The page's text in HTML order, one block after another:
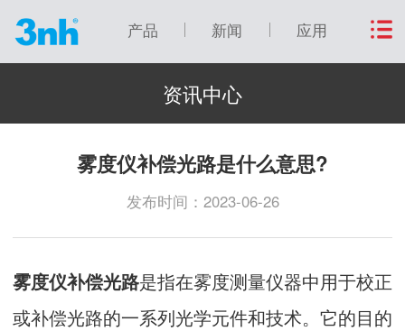
产品 新闻 应用
资讯中心
雾度仪补偿光路是什么意思?
发布时间：2023-06-26
雾度仪补偿光路是指在雾度测量仪器中用于校正
或补偿光路的一系列光学元件和技术。它的目的